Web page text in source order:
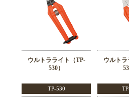
ウルトラライト（TP-
530）
TP-530
ウルト